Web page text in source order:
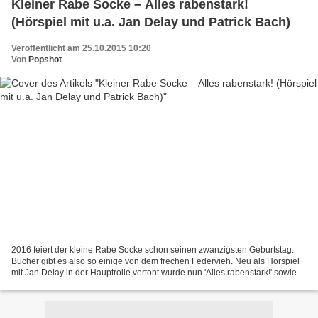
Kleiner Rabe Socke – Alles rabenstark!
(Hörspiel mit u.a. Jan Delay und Patrick Bach)
Veröffentlicht am 25.10.2015 10:20
Von Popshot
2016 feiert der kleine Rabe Socke schon seinen zwanzigsten Geburtstag.
Bücher gibt es also so einige von dem frechen Federvieh. Neu als Hörspiel
mit Jan Delay in der Hauptrolle vertont wurde nun 'Alles rabenstark!' sowie